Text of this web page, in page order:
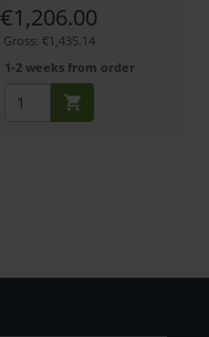
€1,206.00
Gross: €1,435.14
1-2 weeks from order